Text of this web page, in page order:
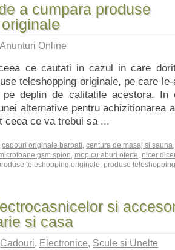
a cumpara produse
Anunturi Online
ce cautati in cazul in care
teleshopping originale, pe care
deplin de calitatile acestora. In
alternative pentru achizitionarea
ceea ce va trebui sa ...
cadouri originale barbati, centura de masaj si sauna,
gsm spion, mop cu aburi oferte, nicer
teleshopping originale, produse
si
si casa
Cadouri, Electronice, Scule si Unelte